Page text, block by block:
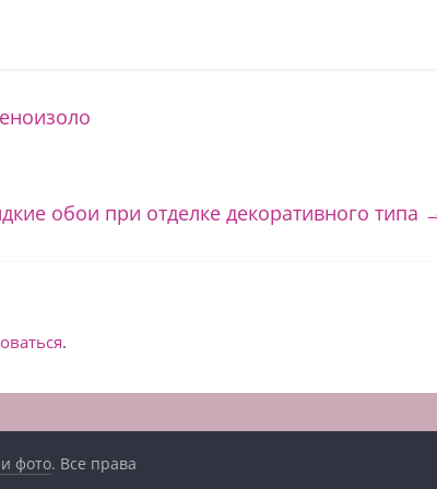
обои при отделке декоративного типа
.
фото. Все права